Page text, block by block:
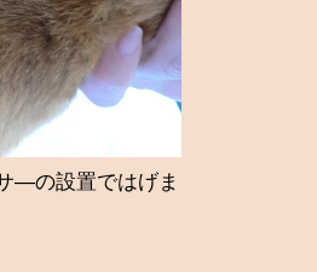
―の設置ではげま